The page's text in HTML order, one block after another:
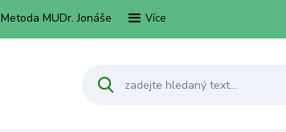
Metoda MUDr. Jonáše Více